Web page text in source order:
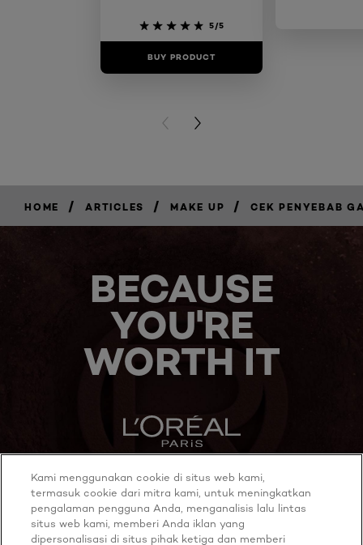
5/5
BUY PRODUCT
PREVIOUS CARD
NEXT CARD
HOME / ARTICLES / MAKE UP / CEK PENYEBAB
BECAUSE
YOU'RE
WORTH IT
MORE TO EXPLORE
Kami menggunakan cookie di situs web kami,
termasuk cookie dari mitra kami, untuk meningkatkan
pengalaman pengguna Anda, menganalisis lalu lintas
situs web kami, memberi Anda iklan yang
dipersonalisasi di situs pihak ketiga dan memberi